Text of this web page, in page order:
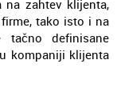
zahtev klijenta,
tako isto i na
definisane
kompaniji klijenta